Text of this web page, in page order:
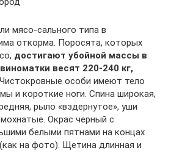
мясо-сального типа в
откорма. Поросята, которых
достигают убойной массы в
весят 220-240 кг,
особи имеют тело
и короткие ноги. Спина широкая,
рыло «вздернутое», уши
Окрас черный с
белыми пятнами на концах
на фото). Щетина длинная и